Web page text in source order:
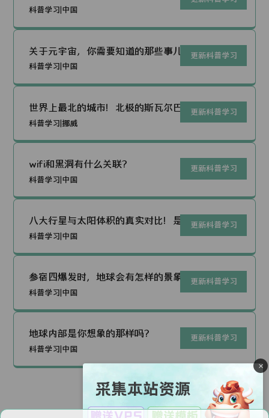
科普学习|中国
关于元宇宙，你需要知道的那些事儿~
科普学习|中国
更新科普学习
世界上最北的城市！北极的斯瓦尔巴群
科普学习|挪威
更新科普学习
wifi和黑洞有什么关联？
科普学习|中国
更新科普学习
八大行星与太阳体积的真实对比！是你
科普学习|中国
更新科普学习
参宿四爆发时，地球会有怎样的景象？
科普学习|中国
更新科普学习
地球内部是你想象的那样吗？
科普学习|中国
更新科普学习
123
×